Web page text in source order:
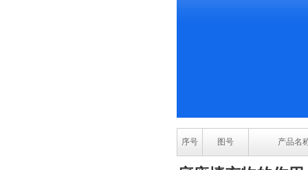
序号 图号 产品名